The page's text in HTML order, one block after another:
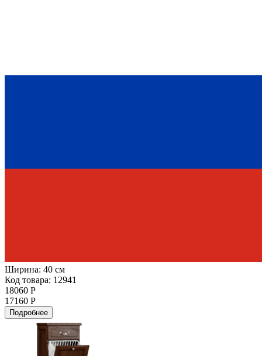
Ширина: 40 см
Код товара: 12941
18060 Р
17160 Р
Подробнее